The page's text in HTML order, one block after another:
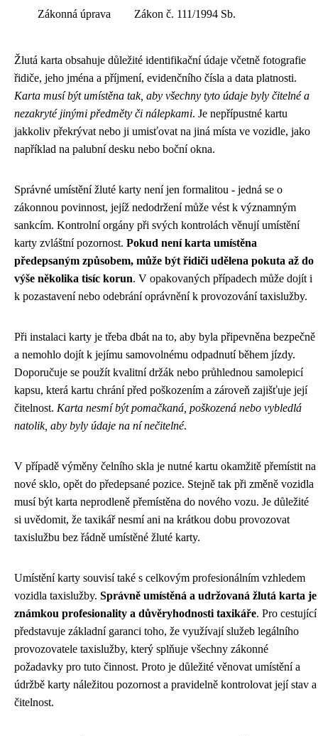
Zákonná úprava Zákon č. 111/1994 Sb.
Žlutá karta obsahuje důležité identifikační údaje včetně fotografie
řidiče, jeho jména a příjmení, evidenčního čísla a data platnosti.
Karta musí být umístěna tak, aby všechny tyto údaje byly čitelné a
nezakryté jinými předměty či nálepkami. Je nepřípustné kartu
jakkoliv překrývat nebo ji umisťovat na jiná místa ve vozidle, jako
například na palubní desku nebo boční okna.
Správné umístění žluté karty není jen formalitou - jedná se o
zákonnou povinnost, jejíž nedodržení může vést k významným
sankcím. Kontrolní orgány při svých kontrolách věnují umístění
karty zvláštní pozornost. Pokud není karta umístěna
předepsaným způsobem, může být řidiči udělena pokuta až do
výše několika tisíc korun. V opakovaných případech může dojít i
k pozastavení nebo odebrání oprávnění k provozování taxislužby.
Při instalaci karty je třeba dbát na to, aby byla připevněna bezpečně
a nemohlo dojít k jejímu samovolnému odpadnutí během jízdy.
Doporučuje se použít kvalitní držák nebo průhlednou samolepicí
kapsu, která kartu chrání před poškozením a zároveň zajišťuje její
čitelnost. Karta nesmí být pomačkaná, poškozená nebo vybledlá
natolik, aby byly údaje na ní nečitelné.
V případě výměny čelního skla je nutné kartu okamžitě přemístit na
nové sklo, opět do předepsané pozice. Stejně tak při změně vozidla
musí být karta neprodleně přemístěna do nového vozu. Je důležité
si uvědomit, že taxikář nesmí ani na krátkou dobu provozovat
taxislužbu bez řádně umístěné žluté karty.
Umístění karty souvisí také s celkovým profesionálním vzhledem
vozidla taxislužby. Správně umístěná a udržovaná žlutá karta je
známkou profesionality a důvěryhodnosti taxikáře. Pro cestující
představuje základní garanci toho, že využívají služeb legálního
provozovatele taxislužby, který splňuje všechny zákonné
požadavky pro tuto činnost. Proto je důležité věnovat umístění a
údržbě karty náležitou pozornost a pravidelně kontrolovat její stav a
čitelnost.